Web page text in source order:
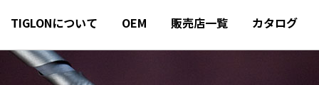
TIGLONについて OEM 販売店一覧 カタログ